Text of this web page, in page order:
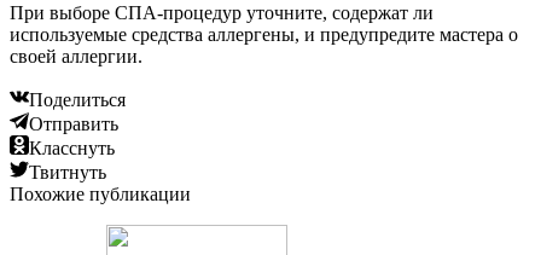
При выборе СПА-процедур уточните, содержат ли
используемые средства аллергены, и предупредите мастера о
своей аллергии.
Поделиться
Отправить
Класснуть
Твитнуть
Похожие публикации